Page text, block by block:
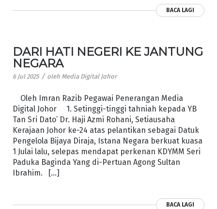
BACA LAGI
DARI HATI NEGERI KE JANTUNG
NEGARA
6 Jul 2025 / oleh Media Digital Johor
Oleh Imran Razib Pegawai Penerangan Media
Digital Johor 1. Setinggi-tinggi tahniah kepada YB
Tan Sri Dato’ Dr. Haji Azmi Rohani, Setiausaha
Kerajaan Johor ke-24 atas pelantikan sebagai Datuk
Pengelola Bijaya Diraja, Istana Negara berkuat kuasa
1 Julai lalu, selepas mendapat perkenan KDYMM Seri
Paduka Baginda Yang di-Pertuan Agong Sultan
Ibrahim. […]
BACA LAGI